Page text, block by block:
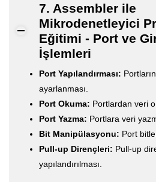
7. Assembler ile
Mikrodenetleyici
Eğitimi - Port ve
İşlemleri
Port Yapılandırması:
ayarlanması.
Port Okuma: Portlardan veri
Port Yazma: Portlara veri
Bit Manipülasyonu: Port
Pull-up Dirençleri: Pull-up
yapılandırılması.